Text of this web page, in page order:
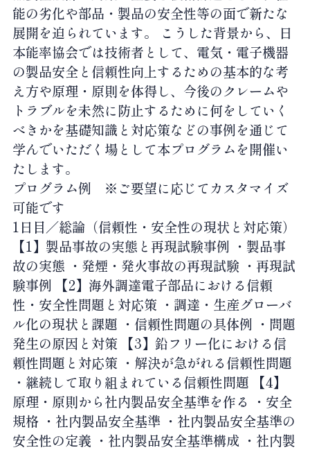
能の劣化や部品・製品の安全性等の面で新たな
展開を迫られています。 こうした背景から、日
本能率協会では技術者として、電気・電子機器
の製品安全と信頼性向上するための基本的な考
え方や原理・原則を体得し、今後のクレームや
トラブルを未然に防止するために何をしていく
べきかを基礎知識と対応策などの事例を通じて
学んでいただく場として本プログラムを開催い
たします。
プログラム例 ※ご要望に応じてカスタマイズ
可能です
1日目／総論（信頼性・安全性の現状と対応策）
【1】製品事故の実態と再現試験事例 ・製品事
故の実態 ・発煙・発火事故の再現試験 ・再現試
験事例 【2】海外調達電子部品における信頼
性・安全性問題と対応策 ・調達・生産グローバ
ル化の現状と課題 ・信頼性問題の具体例 ・問題
発生の原因と対策 【3】鉛フリー化における信
頼性問題と対応策 ・解決が急がれる信頼性問題
・継続して取り組まれている信頼性問題 【4】
原理・原則から社内製品安全基準を作る ・安全
規格 ・社内製品安全基準 ・社内製品安全基準の
安全性の定義 ・社内製品安全基準構成 ・社内製